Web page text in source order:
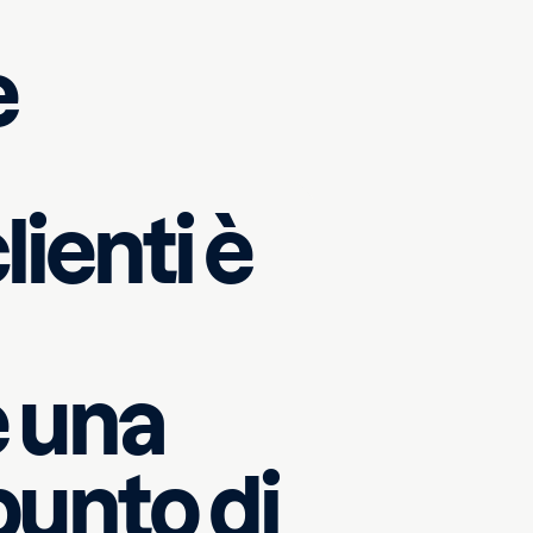
alle
Gli agenti
e,
in loco.
è
una
di